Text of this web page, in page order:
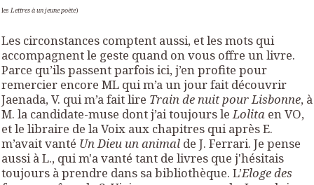
les Lettres à un jeune poète)
Les circonstances comptent aussi, et les mots qui
accompagnent le geste quand on vous offre un livre.
Parce qu’ils passent parfois ici, j’en profite pour
remercier encore ML qui m’a un jour fait découvrir
Jaenada, V. qui m’a fait lire Train de nuit pour Lisbonne, à
M. la candidate-muse dont j’ai toujours leLolita en VO,
et le libraire de la Voix aux chapitres qui après E.
m’avait vanté Un Dieu un animal de J. Ferrari. Je pense
aussi à L., qui m'a vanté tant de livres que j'hésitais
toujours à prendre dans sa bibliothèque. L’Eloge des